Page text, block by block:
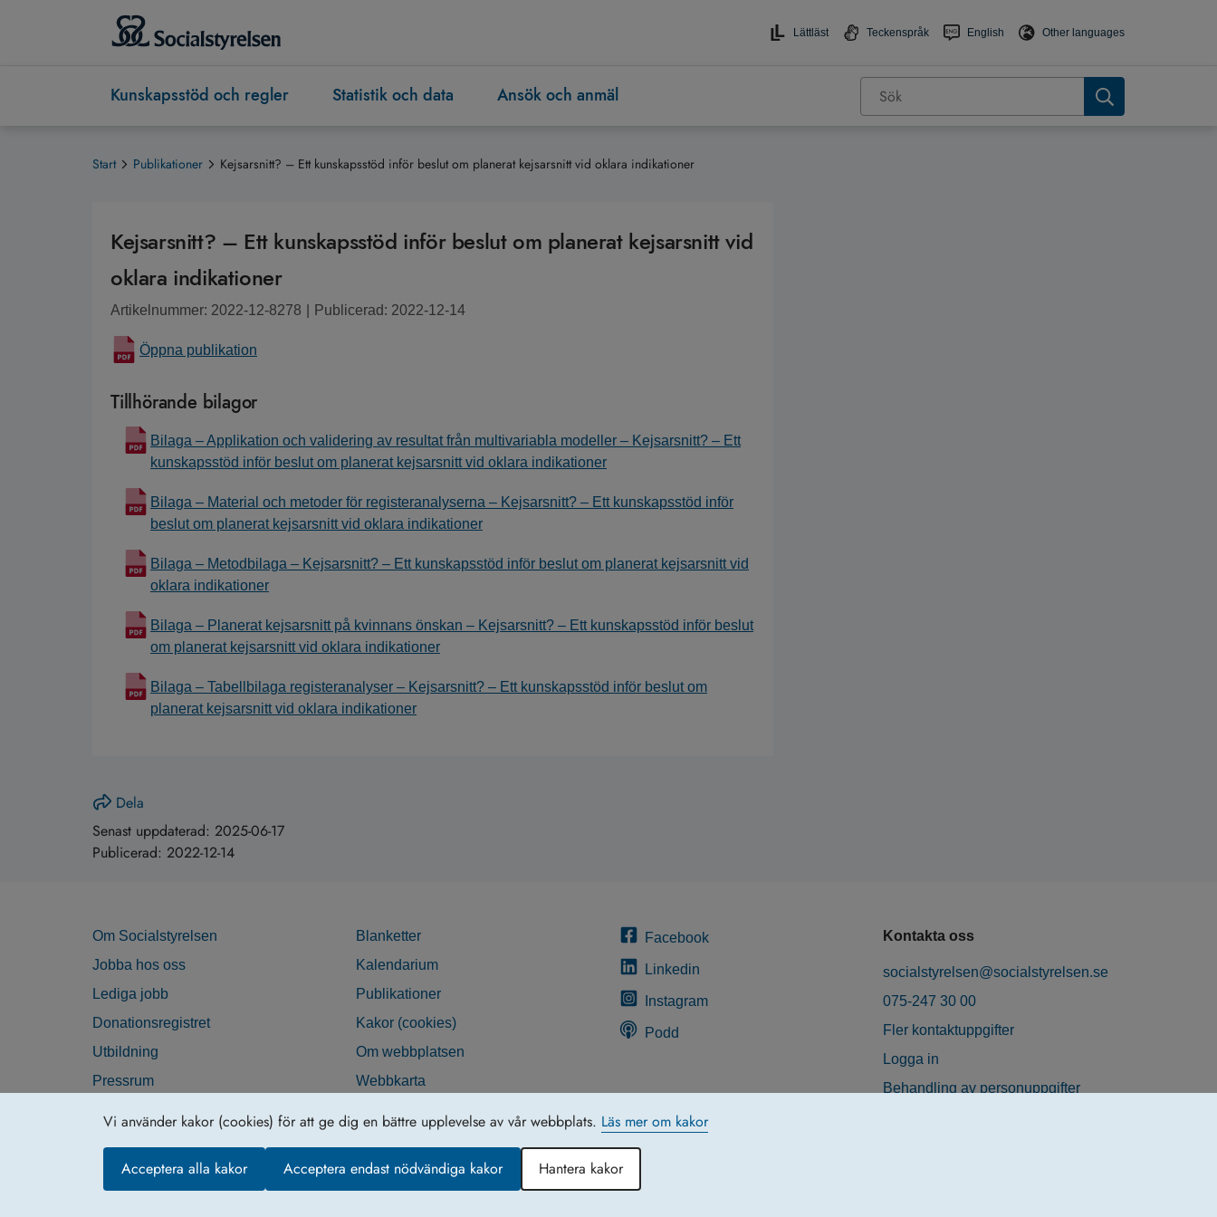
Vi använder kakor (cookies) för att ge dig en bättre upplevelse av vår webbplats. Läs mer om kakor
Acceptera alla kakor Acceptera endast nödvändiga kakor Hantera kakor
Lättläst Teckenspråk English Other languages
Kunskapsstöd och regler Statistik och data Ansök och anmäl
Start Publikationer Kejsarsnitt? – Ett kunskapsstöd inför beslut om planerat kejsarsnitt vid oklara indikationer
Kejsarsnitt? – Ett kunskapsstöd inför beslut om planerat kejsarsnitt vid
oklara indikationer
Artikelnummer: 2022-12-8278 Publicerad: 2022-12-14
Öppna publikation
Tillhörande bilagor
Bilaga – Applikation och validering av resultat från multivariabla modeller – Kejsarsnitt? – Ett
kunskapsstöd inför beslut om planerat kejsarsnitt vid oklara indikationer
Bilaga – Material och metoder för registeranalyserna – Kejsarsnitt? – Ett kunskapsstöd inför
beslut om planerat kejsarsnitt vid oklara indikationer
Bilaga – Metodbilaga – Kejsarsnitt? – Ett kunskapsstöd inför beslut om planerat kejsarsnitt vid
oklara indikationer
Bilaga – Planerat kejsarsnitt på kvinnans önskan – Kejsarsnitt? – Ett kunskapsstöd inför beslut
om planerat kejsarsnitt vid oklara indikationer
Bilaga – Tabellbilaga registeranalyser – Kejsarsnitt? – Ett kunskapsstöd inför beslut om
planerat kejsarsnitt vid oklara indikationer
Dela
Senast uppdaterad: 2025-06-17
Publicerad: 2022-12-14
Om Socialstyrelsen
Jobba hos oss
Lediga jobb
Donationsregistret
Utbildning
Pressrum
Blanketter
Kalendarium
Publikationer
Kakor (cookies)
Om webbplatsen
Webbkarta
Facebook
Linkedin
Instagram
Podd
Kontakta oss
socialstyrelsen@socialstyrelsen.se
075-247 30 00
Fler kontaktuppgifter
Logga in
Behandling av personuppgifter